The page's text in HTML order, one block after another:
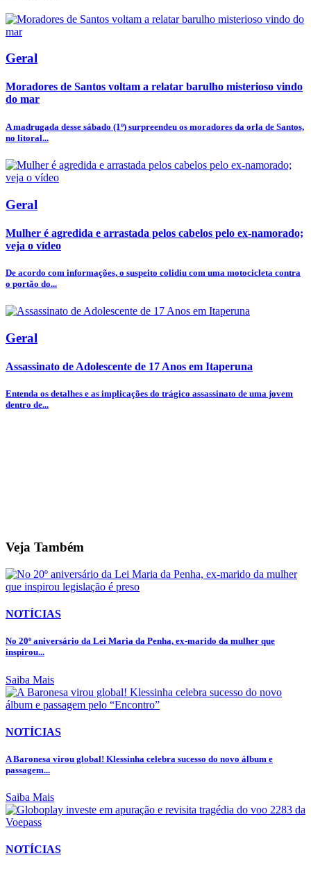
Geral
Moradores de Santos voltam a relatar barulho misterioso vindo
do mar
A madrugada desse sábado (1º) surpreendeu os moradores da orla de Santos,
no litoral...
Geral
Mulher é agredida e arrastada pelos cabelos pelo ex-namorado;
veja o vídeo
De acordo com informações, o suspeito colidiu com uma motocicleta contra
o portão do...
Geral
Assassinato de Adolescente de 17 Anos em Itaperuna
Entenda os detalhes e as implicações do trágico assassinato de uma jovem
dentro de...
Veja Também
NOTÍCIAS
No 20º aniversário da Lei Maria da Penha, ex-marido da mulher que
inspirou...
Saiba Mais
NOTÍCIAS
A Baronesa virou global! Klessinha celebra sucesso do novo álbum e
passagem...
Saiba Mais
NOTÍCIAS